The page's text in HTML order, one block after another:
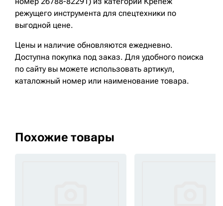
режущего инструмента для спецтехники по
выгодной цене.
Цены и наличие обновляются ежедневно.
Доступна покупка под заказ. Для удобного поиска
по сайту вы можете использовать артикул,
каталожный номер или наименование товара.
Похожие товары